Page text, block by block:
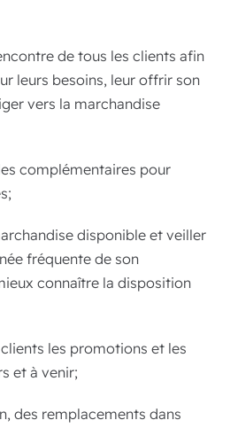
de tous les clients afin
leurs besoins, leur offrir son
vers la marchandise
complémentaires pour
disponible et veiller
fréquente de son
connaître la disposition
les promotions et les
et à venir;
des remplacements dans